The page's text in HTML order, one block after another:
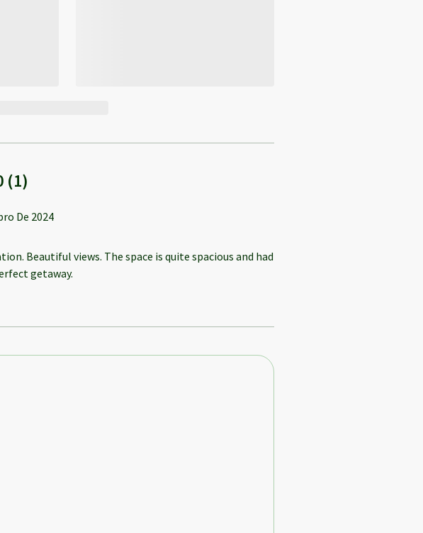
(1)
De 2024
Beautiful views. The space is quite spacious and had
getaway.